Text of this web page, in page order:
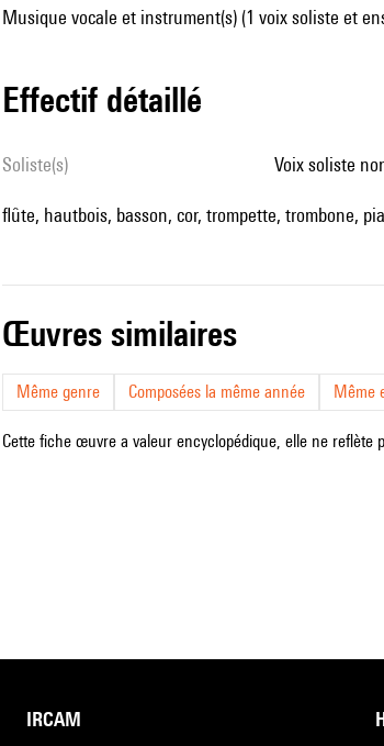
Musique vocale et instrument(s) (1 voix soliste et
effectif détaillé
Soliste(s) voix soliste
flûte, hautbois, basson, cor, trompette, trombone,
œuvres similaires
Même genre Composées la même année Même
Cette fiche œuvre a valeur encyclopédique, elle ne reflète
IRCAM